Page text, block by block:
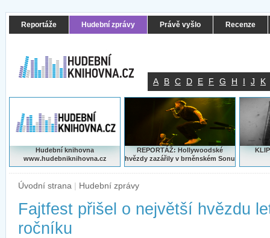
Reportáže Hudební zprávy Právě vyšlo Recenze
A B C D E F G H I J K
Hudební knihovna
www.hudebniknihovna.cz
REPORTÁŽ: Hollywoodské
hvězdy zazářily v brněnském Sonu
Úvodní strana | Hudební zprávy
Fajtfest přišel o největší hvězdu
ročníku